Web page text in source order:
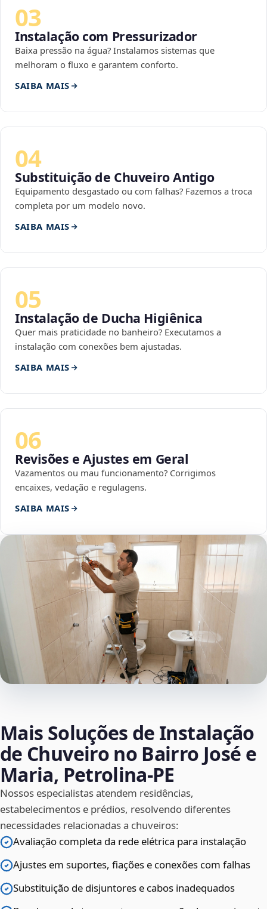
03
Instalação com Pressurizador
Baixa pressão na água? Instalamos sistemas que
melhoram o fluxo e garantem conforto.
SAIBA MAIS
04
Substituição de Chuveiro Antigo
Equipamento desgastado ou com falhas? Fazemos a troca
completa por um modelo novo.
SAIBA MAIS
05
Instalação de Ducha Higiênica
Quer mais praticidade no banheiro? Executamos a
instalação com conexões bem ajustadas.
SAIBA MAIS
06
Revisões e Ajustes em Geral
Vazamentos ou mau funcionamento? Corrigimos
encaixes, vedação e regulagens.
SAIBA MAIS
Mais Soluções de Instalação
de Chuveiro no Bairro José e
Maria, Petrolina‑PE
Nossos especialistas atendem residências,
estabelecimentos e prédios, resolvendo diferentes
necessidades relacionadas a chuveiros:
Avaliação completa da rede elétrica para instalação
Ajustes em suportes, fiações e conexões com falhas
Substituição de disjuntores e cabos inadequados